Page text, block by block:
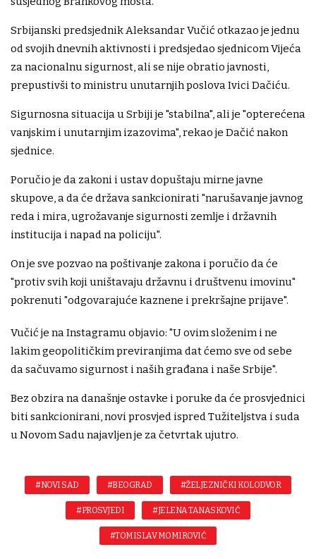
Srbijanski predsjednik Aleksandar Vučić otkazao je jednu
od svojih dnevnih aktivnosti i predsjedao sjednicom Vijeća
za nacionalnu sigurnost, ali se nije obratio javnosti,
prepustivši to ministru unutarnjih poslova Ivici Dačiću.
Sigurnosna situacija u Srbiji je "stabilna", ali je "opterećena
vanjskim i unutarnjim izazovima", rekao je Dačić nakon
sjednice.
Poručio je da zakoni i ustav dopuštaju mirne javne
skupove, a da će država sankcionirati "narušavanje javnog
reda i mira, ugrožavanje sigurnosti zemlje i državnih
institucija i napad na policiju".
On je sve pozvao na poštivanje zakona i poručio da će
"protiv svih koji uništavaju državnu i društvenu imovinu"
pokrenuti "odgovarajuće kaznene i prekršajne prijave".
Vučić je na Instagramu objavio: "U ovim složenim i ne
lakim geopolitičkim previranjima dat ćemo sve od sebe
da sačuvamo sigurnost i naših građana i naše Srbije".
Bez obzira na današnje ostavke i poruke da će prosvjednici
biti sankcionirani, novi prosvjed ispred Tužiteljstva i suda
u Novom Sadu najavljen je za četvrtak ujutro.
#NOVI SAD #BEOGRAD #ŽELJEZNIČKI KOLODVOR
#PROSVJEDI #JELENA TANASKOVIĆ
#TOMISLAV MOMIROVIĆ